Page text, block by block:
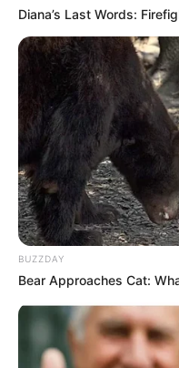
Diana’s Last Words:
BUZZDAY
Bear Approaches Cat: